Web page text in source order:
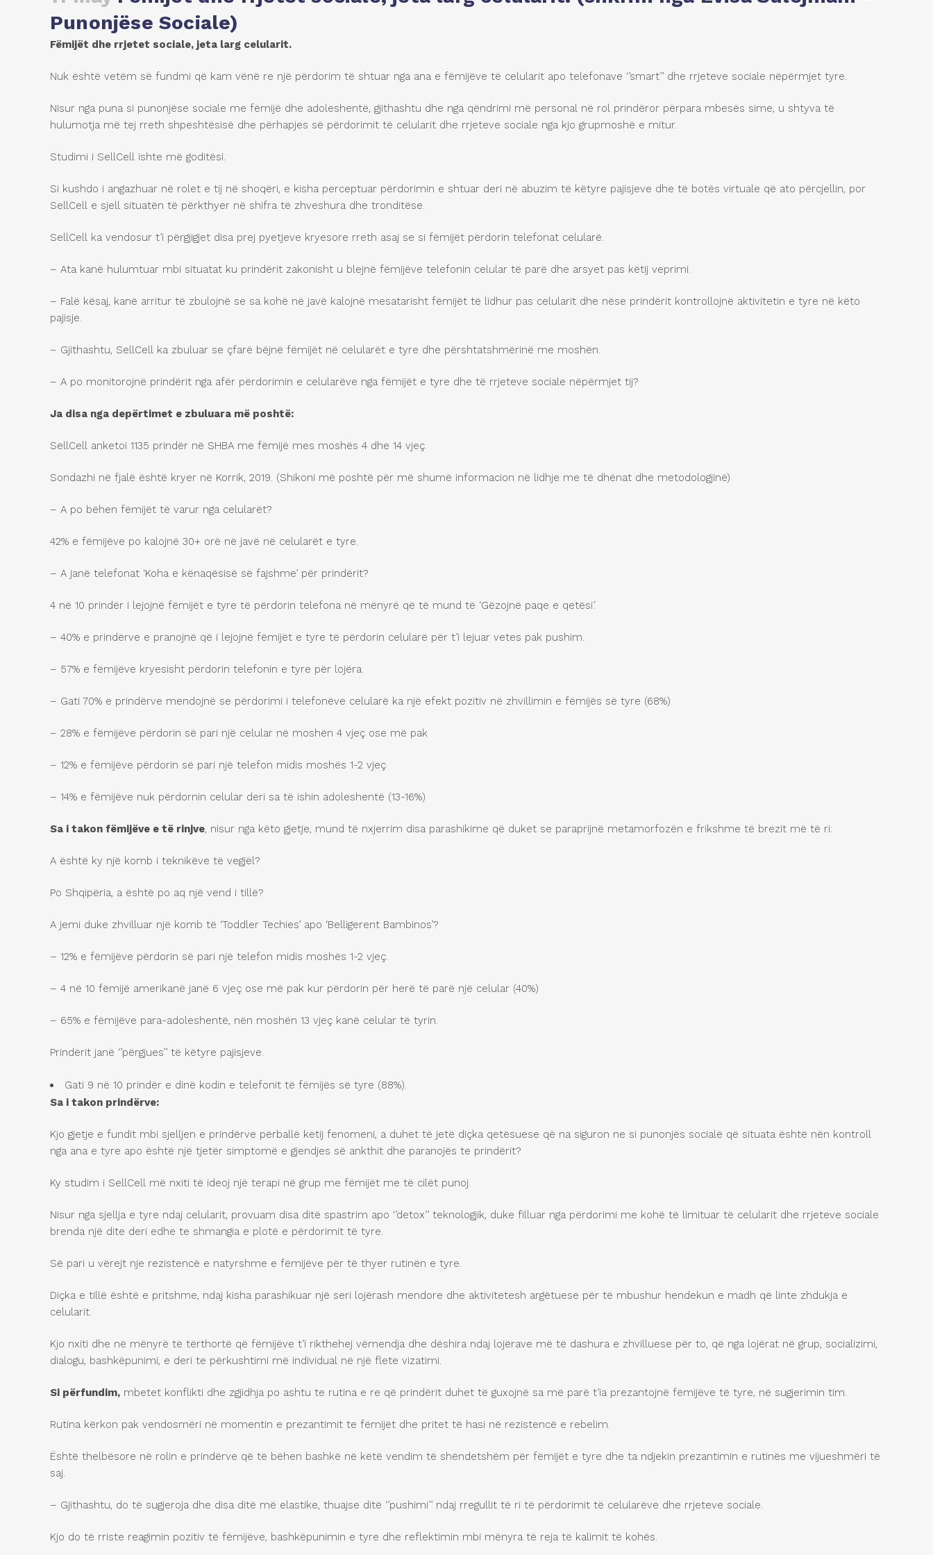
Punonjëse Sociale)
Fëmijët dhe rrjetet sociale, jeta larg celularit.
Nuk është vetëm së fundmi që kam vënë re një përdorim të shtuar nga ana e fëmijëve të celularit apo telefonave ‘’smart’’ dhe rrjeteve sociale nëpërmjet tyre.
Nisur nga puna si punonjëse sociale me fëmijë dhe adoleshentë, gjithashtu dhe nga qëndrimi më personal në rol prindëror përpara mbesës sime, u shtyva të
hulumotja më tej rreth shpeshtësisë dhe përhapjes së përdorimit të celularit dhe rrjeteve sociale nga kjo grupmoshë e mitur.
Studimi i SellCell ishte më goditësi.
Si kushdo i angazhuar në rolet e tij në shoqëri, e kisha perceptuar përdorimin e shtuar deri në abuzim të këtyre pajisjeve dhe të botës virtuale që ato përcjellin, por
SellCell e sjell situatën të përkthyer në shifra të zhveshura dhe tronditëse.
SellCell ka vendosur t’i përgjigjet disa prej pyetjeve kryesore rreth asaj se si fëmijët përdorin telefonat celularë.
– Ata kanë hulumtuar mbi situatat ku prindërit zakonisht u blejnë fëmijëve telefonin celular të parë dhe arsyet pas këtij veprimi.
– Falë kësaj, kanë arritur të zbulojnë se sa kohë në javë kalojnë mesatarisht fëmijët të lidhur pas celularit dhe nëse prindërit kontrollojnë aktivitetin e tyre në këto
pajisje.
– Gjithashtu, SellCell ka zbuluar se çfarë bëjnë fëmijët në celularët e tyre dhe përshtatshmërinë me moshën.
– A po monitorojnë prindërit nga afër përdorimin e celularëve nga fëmijët e tyre dhe të rrjeteve sociale nëpërmjet tij?
Ja disa nga depërtimet e zbuluara më poshtë:
SellCell anketoi 1135 prindër në SHBA me fëmijë mes moshës 4 dhe 14 vjeç.
Sondazhi në fjalë është kryer në Korrik, 2019. (Shikoni më poshtë për më shumë informacion në lidhje me të dhënat dhe metodologjinë)
– A po bëhen fëmijët të varur nga celularët?
42% e fëmijëve po kalojnë 30+ orë në javë në celularët e tyre.
– A janë telefonat ‘Koha e kënaqësisë së fajshme’ për prindërit?
4 në 10 prindër i lejojnë fëmijët e tyre të përdorin telefona në mënyrë që të mund të ‘Gëzojnë paqe e qetësi’.
– 40% e prindërve e pranojnë që i lejojnë fëmijët e tyre të përdorin celularë për t’i lejuar vetes pak pushim.
– 57% e fëmijëve kryesisht përdorin telefonin e tyre për lojëra.
– Gati 70% e prindërve mendojnë se përdorimi i telefonëve celularë ka një efekt pozitiv në zhvillimin e fëmijës së tyre (68%)
– 28% e fëmijëve përdorin së pari një celular në moshën 4 vjeç ose më pak
– 12% e fëmijëve përdorin së pari një telefon midis moshës 1-2 vjeç
– 14% e fëmijëve nuk përdornin celular deri sa të ishin adoleshentë (13-16%)
Sa i takon fëmijëve e të rinjve, nisur nga këto gjetje, mund të nxjerrim disa parashikime që duket se paraprijnë metamorfozën e frikshme të brezit më të ri:
A është ky një komb i teknikëve të vegjël?
Po Shqipëria, a është po aq një vend i tillë?
A jemi duke zhvilluar një komb të ‘Toddler Techies’ apo ‘Belligerent Bambinos’?
– 12% e fëmijëve përdorin së pari një telefon midis moshës 1-2 vjeç.
– 4 në 10 fëmijë amerikanë janë 6 vjeç ose më pak kur përdorin për herë të parë një celular (40%)
– 65% e fëmijëve para-adoleshentë, nën moshën 13 vjeç kanë celular të tyrin.
Prindërit janë ‘’përgjues’’ të këtyre pajisjeve.
Gati 9 në 10 prindër e dinë kodin e telefonit të fëmijës së tyre (88%).
Sa i takon prindërve:
Kjo gjetje e fundit mbi sjelljen e prindërve përballë ketij fenomeni, a duhet të jetë diçka qetësuese që na siguron ne si punonjës socialë që situata është nën kontroll
nga ana e tyre apo është një tjetër simptomë e gjendjes së ankthit dhe paranojës te prindërit?
Ky studim i SellCell më nxiti të ideoj një terapi në grup me fëmijët me të cilët punoj.
Nisur nga sjellja e tyre ndaj celularit, provuam disa ditë spastrim apo ‘’detox’’ teknologjik, duke filluar nga përdorimi me kohë të limituar të celularit dhe rrjeteve sociale
brenda një dite deri edhe te shmangia e plotë e përdorimit të tyre.
Së pari u vërejt nje rezistencë e natyrshme e fëmijëve për të thyer rutinën e tyre.
Diçka e tillë është e pritshme, ndaj kisha parashikuar një seri lojërash mendore dhe aktivitetesh argëtuese për të mbushur hendekun e madh që linte zhdukja e
celularit.
Kjo nxiti dhe në mënyrë të tërthortë që fëmijëve t’i rikthehej vëmendja dhe dëshira ndaj lojërave më të dashura e zhvilluese për to, që nga lojërat në grup, socializimi,
dialogu, bashkëpunimi, e deri te përkushtimi më individual në një flete vizatimi.
Si përfundim, mbetet konflikti dhe zgjidhja po ashtu te rutina e re që prindërit duhet të guxojnë sa më parë t’ia prezantojnë fëmijëve të tyre, në sugjerimin tim.
Rutina kërkon pak vendosmëri në momentin e prezantimit te fëmijët dhe pritet të hasi në rezistencë e rebelim.
Është thelbësore në rolin e prindërve që të bëhen bashkë në këtë vendim të shëndetshëm për fëmijët e tyre dhe ta ndjekin prezantimin e rutinës me vijueshmëri të
saj.
– Gjithashtu, do të sugjeroja dhe disa ditë më elastike, thuajse ditë ‘’pushimi’’ ndaj rregullit të ri të përdorimit të celularëve dhe rrjeteve sociale.
Kjo do të rriste reagimin pozitiv të fëmijëve, bashkëpunimin e tyre dhe reflektimin mbi mënyra të reja të kalimit të kohës.